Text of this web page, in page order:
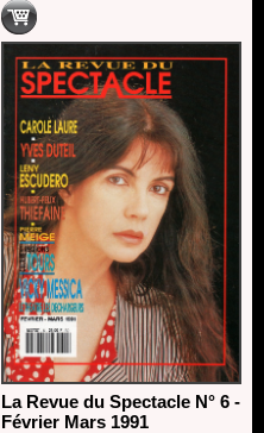
La Revue du Spectacle N° 6 -
Février Mars 1991